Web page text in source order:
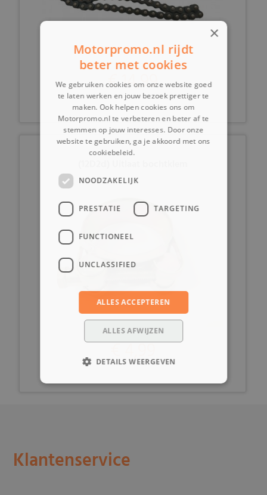
€ 14,99
€ 4,99
Klantenservice
×
Motorpromo.nl rijdt
beter met cookies
We gebruiken cookies om onze website goed
te laten werken en jouw bezoek prettiger te
maken. Ook helpen cookies ons om
Motorpromo.nl te verbeteren en beter af te
stemmen op jouw interesses. Door onze
website te gebruiken, ga je akkoord met ons
cookiebeleid.
NOODZAKELIJK
PRESTATIE TARGETING
FUNCTIONEEL
UNCLASSIFIED
ALLES ACCEPTEREN
ALLES AFWIJZEN
DETAILS WEERGEVEN